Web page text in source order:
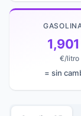
€/litro
= sin